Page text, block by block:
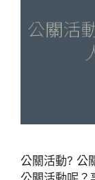
公關活動? 公